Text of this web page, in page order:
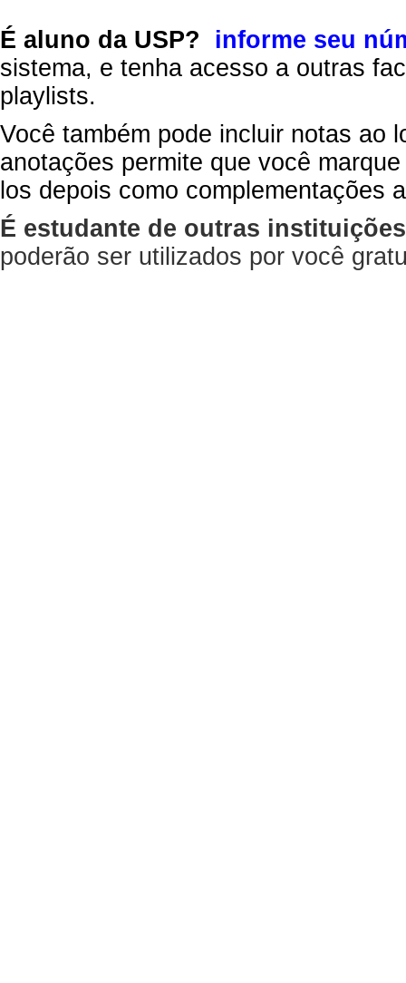
É aluno da USP?
informe seu
sistema, e tenha acesso a outras
playlists.
Você também pode incluir notas ao
anotações permite que você
los depois como complementações
É estudante de outras
poderão ser utilizados por você